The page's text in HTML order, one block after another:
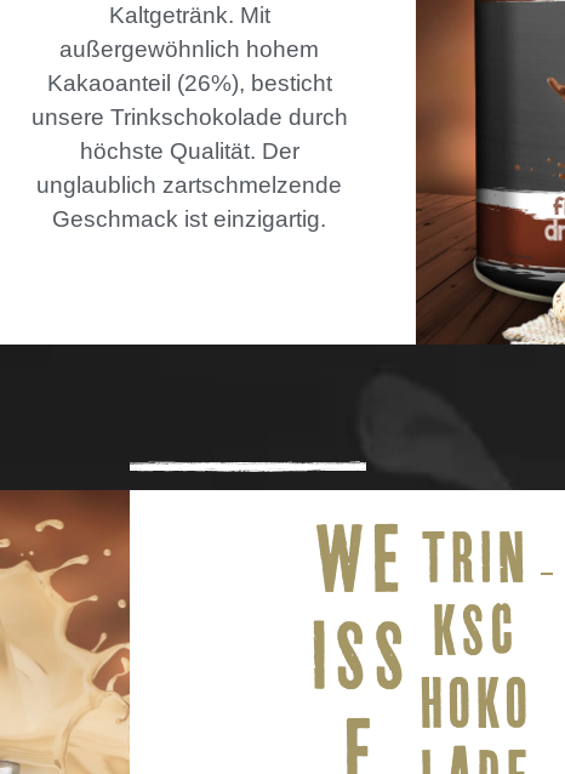
Kaltgetränk. Mit
außergewöhnlich hohem
Kakaoanteil (26%), besticht
unsere Trinkschokolade durch
höchste Qualität. Der
unglaublich zartschmelzende
Geschmack ist einzigartig.
WE
ISS
E
TRIN
KSC
HOKO